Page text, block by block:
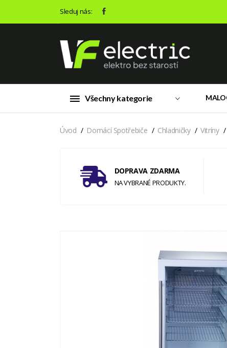
Sleduj nás:
Všechny kategorie
Úvod Domácí Spotřebiče Chladničky Vitríny
DOPRAVA ZDARMA
NA VYBRANÉ PRODUKTY.